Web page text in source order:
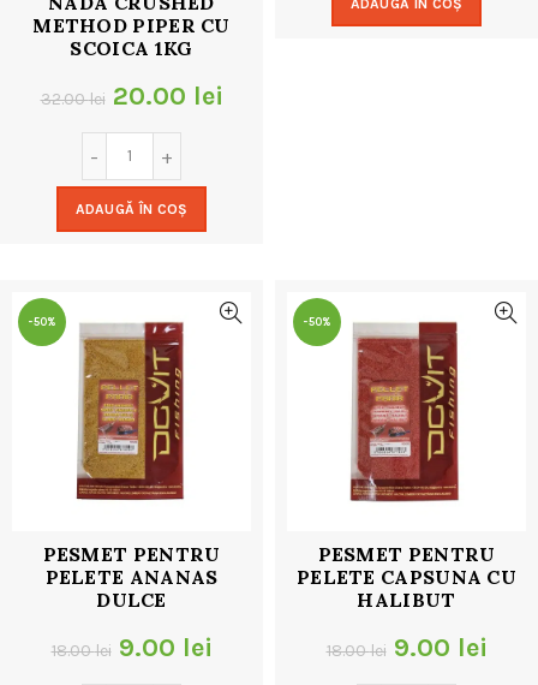
METHOD PIPER CU
SCOICA 1KG
32.00lei Prețul
inițial
a
fost:
20.00 lei
ADAUGĂ ÎN COȘ
fost:
ADAUGĂ ÎN COȘ
-50%
PESMET PENTRU
PELETE ANANAS
DULCE
18.00lei Prețul
9.00 lei
-50%
PESMET PENTRU
PELETE CAPSUNA CU
HALIBUT
18.00lei Prețul
9.00 lei